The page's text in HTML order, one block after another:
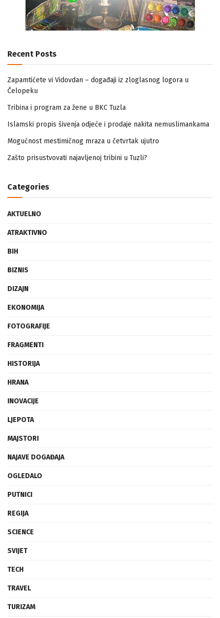
Recent Posts
Zapamtićete vi Vidovdan – događaji iz zloglasnog logora u
Čelopeku
Tribina i program za žene u BKC Tuzla
Islamski propis šivenja odjeće i prodaje nakita nemuslimankama
Mogućnost mestimičnog mraza u četvrtak ujutro
Zašto prisustvovati najavljenoj tribini u Tuzli?
Categories
AKTUELNO
ATRAKTIVNO
BIH
BIZNIS
DIZAJN
EKONOMIJA
FOTOGRAFIJE
FRAGMENTI
HISTORIJA
HRANA
INOVACIJE
LJEPOTA
MAJSTORI
NAJAVE DOGAĐAJA
OGLEDALO
PUTNICI
REGIJA
SCIENCE
SVIJET
TECH
TRAVEL
TURIZAM